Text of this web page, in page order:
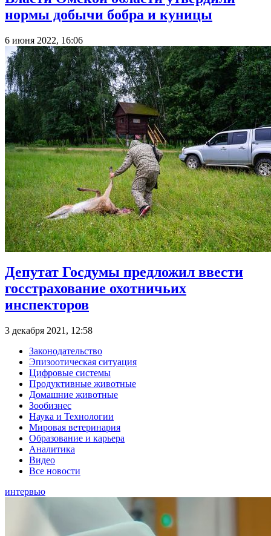
нормы добычи бобра и куницы
6 июня 2022, 16:06
Депутат Госдумы предложил ввести
госстрахование охотничьих
инспекторов
3 декабря 2021, 12:58
Законодательство
Эпизоотическая ситуация
Цифровые системы
Продуктивные животные
Домашние животные
Зообизнес
Наука и Технологии
Мировая ветеринария
Образование и карьера
Аналитика
Видео
Все новости
интервью